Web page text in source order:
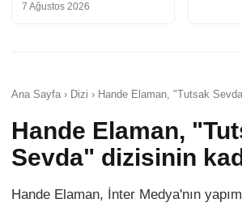
7 Ağustos 2026
Ana Sayfa › Dizi › Hande Elaman, "Tutsak
Hande Elaman,
Sevda" dizisinin
Hande Elaman, İnter Medya'nın